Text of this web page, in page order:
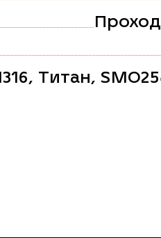
Титан,